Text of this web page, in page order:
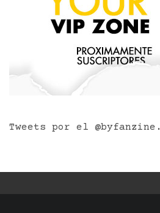
Tweets por el @byfanzine.